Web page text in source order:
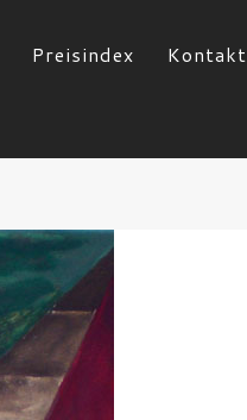
Preisindex Kontakt